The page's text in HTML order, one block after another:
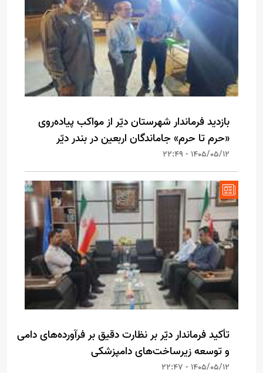
بازدید فرماندار شهرستان دیّر از مواکب پیاده‌روی
«حرم تا حرم» جاماندگان اربعین در بندر دیّر
1405/05/12 - 22:49
تأکید فرماندار دیّر بر نظارت دقیق بر فرآورده‌های دامی
و توسعه زیرساخت‌های دامپزشکی
1405/05/12 - 22:47